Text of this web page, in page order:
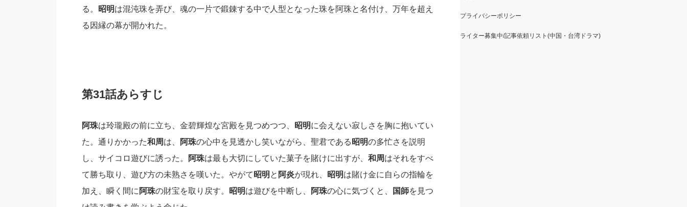
る。
昭明は混沌珠を弄び、魂の一片で鍛錬する中で人型となった珠を阿珠と名付け、万年を超え
る因縁の幕が開かれた。
第31話あらすじ
阿珠は玲瓏殿の前に立ち、金碧輝煌な宮殿を見つめつつ、 昭明に会えない寂しさを胸に抱いてい
た。通りかかった和周は、 阿珠の心中を見透かし笑いながら、聖君である 昭明の多忙さを説明
し、サイコロ遊びに誘った。
阿珠は最も大切にしていた菓子を賭けに出すが、 和周はそれをすべ
て勝ち取り、遊び方の未熟さを嘆いた。やがて 昭明 と 阿炎が現れ、 昭明は賭け金に自らの指輪を
加え、瞬く間に 阿珠の財宝を取り戻す。 昭明は遊びを中断し、 阿珠の心に気づくと、 国師を見つ
プライバシーポリシー
ライター募集中/記事依頼リスト(中国・台湾ドラマ)